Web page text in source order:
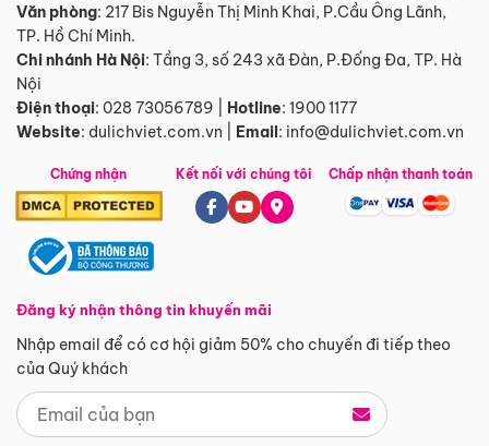
Văn phòng: 217 Bis Nguyễn Thị Minh Khai, P.Cầu Ông Lãnh,
TP. Hồ Chí Minh.
Chi nhánh Hà Nội: Tầng 3, số 243 xã Đàn, P.Đống Đa, TP. Hà
Nội
Điện thoại: 028 73056789 Hotline: 1900 1177
Website: dulichviet.com.vn Email: info@dulichviet.com.vn
Chứng nhận
Đăng ký nhận thông tin khuyến mãi
Nhập email để có cơ hội giảm 50% cho chuyến đi tiếp theo
của Quý khách
Kết nối với chúng tôi Chấp nhận thanh toán